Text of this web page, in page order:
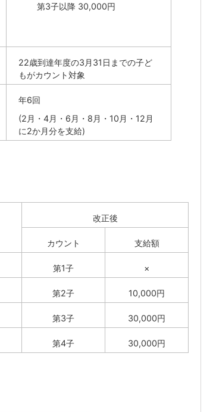
第3子以降 30,000円
22歳到達年度の3月31日までの子ど
もがカウント対象
年6回
(2月・4月・6月・8月・10月・12月
に2か月分を支給)
改正後
カウント 支給額
第1子 ×
第2子 10,000円
第3子 30,000円
第4子 30,000円